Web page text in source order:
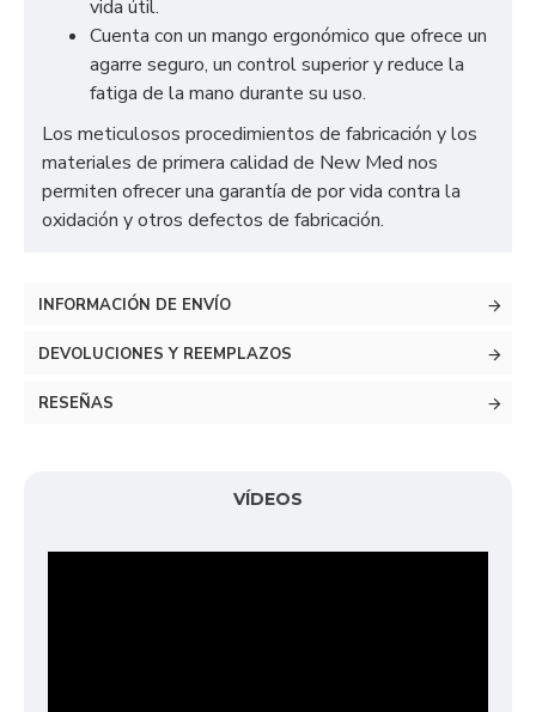
vida útil.
Cuenta con un mango ergonómico que ofrece un
agarre seguro, un control superior y reduce la
fatiga de la mano durante su uso.
Los meticulosos procedimientos de fabricación y los
materiales de primera calidad de New Med nos
permiten ofrecer una garantía de por vida contra la
oxidación y otros defectos de fabricación.
INFORMACIÓN DE ENVÍO
DEVOLUCIONES Y REEMPLAZOS
RESEÑAS
VÍDEOS